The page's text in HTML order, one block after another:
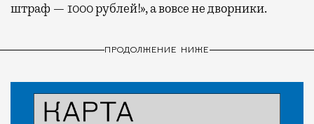
штраф — 1000 рублей!», а вовсе не дворники.
ПРОДОЛЖЕНИЕ НИЖЕ